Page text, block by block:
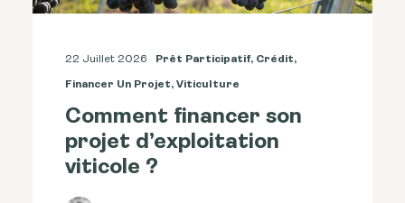
22 Juillet 2026 Prêt Participatif, Crédit,
Financer Un Projet, Viticulture
Comment financer son
projet d’exploitation
viticole ?